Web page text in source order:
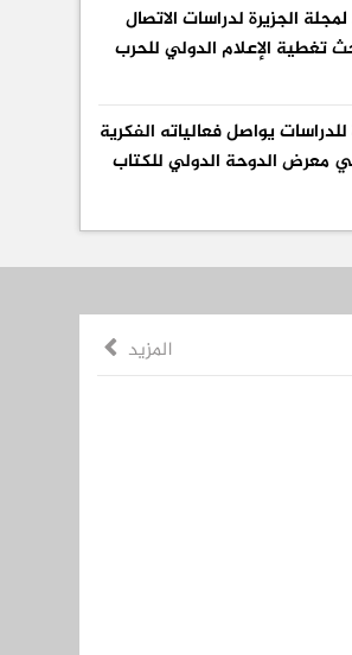
الجزيرة لدراسات الاتصال
تغطية الإعلام الدولي للحرب
للدراسات يواصل فعالياته الفكرية
معرض الدوحة الدولي للكتاب
المزيد